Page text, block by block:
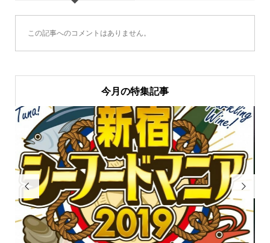
この記事へのコメントはありません。
今月の特集記事
 